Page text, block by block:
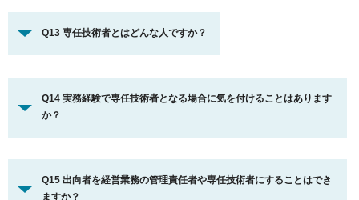
Q13 専任技術者とはどんな人ですか？
Q14 実務経験で専任技術者となる場合に気を付けることはあります
か？
Q15 出向者を経営業務の管理責任者や専任技術者にすることはでき
ますか？